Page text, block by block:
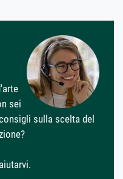
sei
sulla scelta del